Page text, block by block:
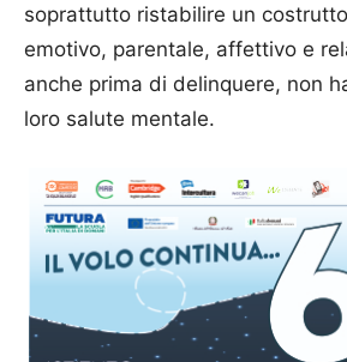
soprattutto ristabilire un
emotivo, parentale, affettivo e
anche prima di delinquere, non
loro salute mentale.